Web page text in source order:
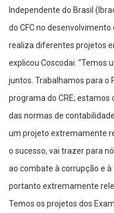
Independente do Brasil
do CFC no
realiza diferentes projetos
explicou Coscodai. “Temos
juntos. Trabalhamos para o
programa do CRE;
das normas de
um projeto extremamente
o sucesso, vai trazer para
ao combate à corrupção e
portanto extremamente
Temos os projetos dos